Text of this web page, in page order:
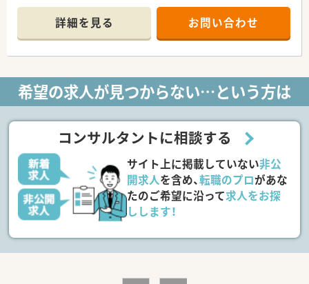
す。（外来は院外処方）
■自然環境豊かなエリアで生活習慣病など治療をメインで行っ
ています。
■入院患者様の調剤、監査、服薬指導 ※外来は院外処方
■注射セットのみ（混注なし）
■医薬品管理、医薬品情報管理
≪おすすめポイント≫
■60歳以上の方も嘱託社員としてご応募可能です。
■無理なく、残業なく働ける職場環境です。
■日曜、祝祭日の他に月3日の休み（土曜日固定休日ではありま
せん）6月など休日が少ない日は休日の加算があります。
■ライフワークバランスがとりやすい職場環境です。
詳細を見る お問い合わせ
希望の求人が見つからない…という方は
コンサルタントに相談する
サイト上に掲載していない非公
開求人を含め、転職のプロがあな
たのご希望に沿って求人をお探
しします！